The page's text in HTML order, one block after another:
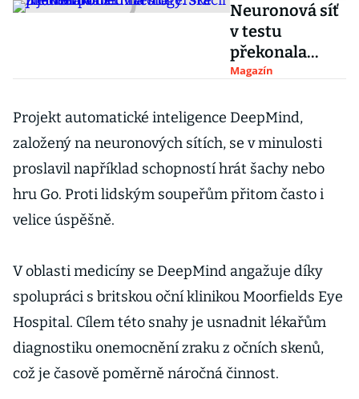
Neuronová síť
v testu
překonala
dermatology.
pohled na
mateřské
Magazín
Projekt automatické inteligence DeepMind,
založený na neuronových sítích, se v minulosti
proslavil například schopností hrát šachy nebo
hru Go. Proti lidským soupeřům přitom často i
velice úspěšně.
V oblasti medicíny se DeepMind angažuje díky
spolupráci s britskou oční klinikou Moorfields Eye
Hospital. Cílem této snahy je usnadnit lékařům
diagnostiku onemocnění zraku z očních skenů,
což je časově poměrně náročná činnost.